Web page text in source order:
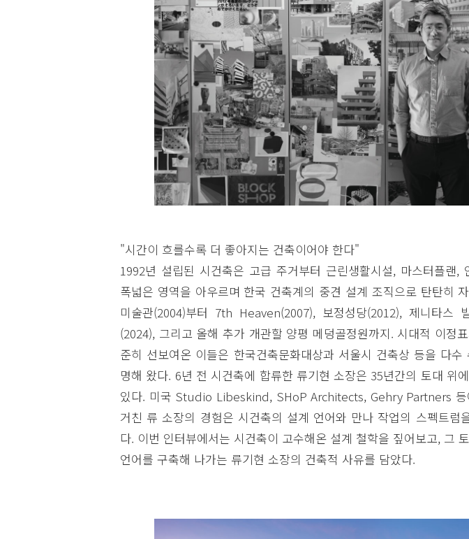
"시간이 흐를수록 더 좋아지는 건축이어야 한다"
1992년 설립된 시건축은 고급 주거부터 근린생활시설, 마스터플랜,
폭넓은 영역을 아우르며 한국 건축계의 중견 설계 조직으로 탄탄히
미술관(2004)부터 7th Heaven(2007), 보정성당(2012), 제니타스
(2024), 그리고 올해 추가 개관할 양평 메덩골정원까지. 시대적 이정
준히 선보여온 이들은 한국건축문화대상과 서울시 건축상 등을 다
명해 왔다. 6년 전 시건축에 합류한 류기현 소장은 35년간의 토대 위
있다. 미국 Studio Libeskind, SHoP Architects, Gehry Partners 등
거친 류 소장의 경험은 시건축의 설계 언어와 만나 작업의 스펙트럼
다. 이번 인터뷰에서는 시건축이 고수해온 설계 철학을 짚어보고, 그
언어를 구축해 나가는 류기현 소장의 건축적 사유를 담았다.